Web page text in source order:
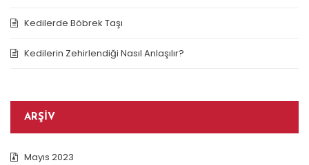
Kedilerde Böbrek Taşı
Kedilerin Zehirlendiği Nasıl Anlaşılır?
ARŞIV
Mayıs 2023